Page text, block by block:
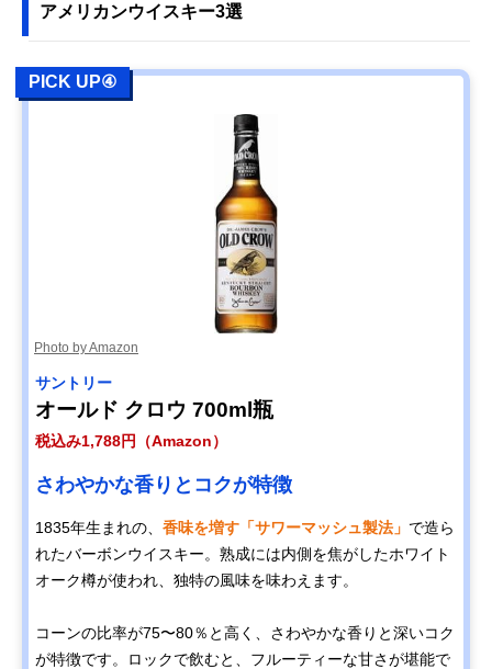
アメリカンウイスキー3選
PICK UP④
Photo by Amazon
サントリー
オールド クロウ 700ml瓶
税込み1,788円（Amazon）
さわやかな香りとコクが特徴
1835年生まれの、 香味を増す「サワーマッシュ製法」 で造ら
れたバーボンウイスキー。熟成には内側を焦がしたホワイト
オーク樽が使われ、独特の風味を味わえます。
コーンの比率が75〜80％と高く、さわやかな香りと深いコク
が特徴です。ロックで飲むと、フルーティーな甘さが堪能で